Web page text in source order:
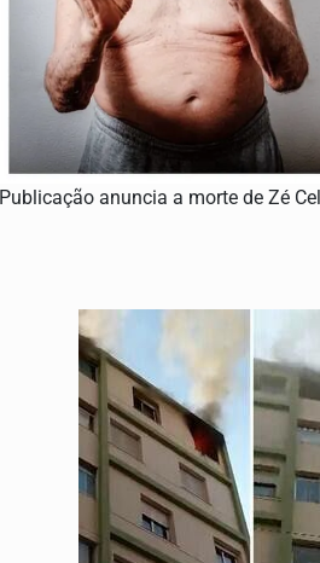
Publicação anuncia a morte de Zé